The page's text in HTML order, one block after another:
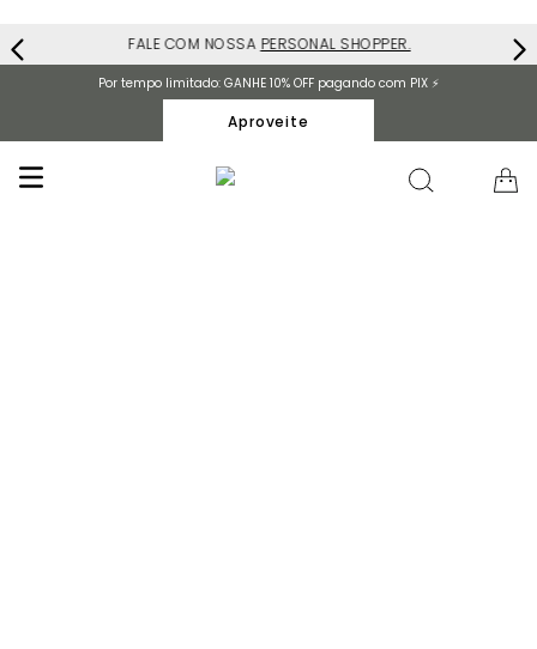
FALE COM NOSSA PERSONAL SHOPPER.
Por tempo limitado: GANHE 10% OFF pagando com PIX ⚡️
Aproveite